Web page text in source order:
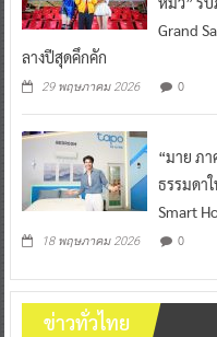
Grand
ลางปีสุดคึกคัก
29 พฤษภาคม 2026 0
“มาย ภ
ธรรมดา
Smart
18 พฤษภาคม 2026 0
ข่าวทั่วไทย